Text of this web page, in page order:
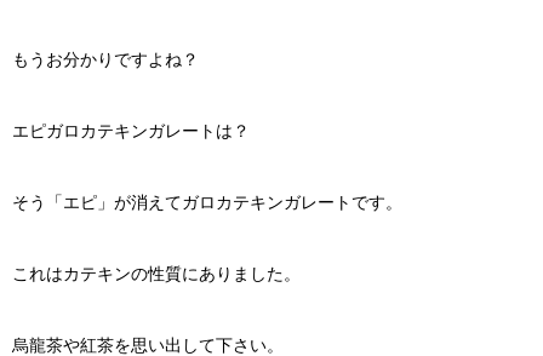
もうお分かりですよね？
エピガロカテキンガレートは？
そう「エピ」が消えてガロカテキンガレートです。
これはカテキンの性質にありました。
烏龍茶や紅茶を思い出して下さい。